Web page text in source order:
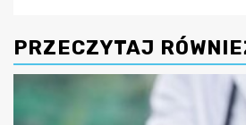
PRZECZYTAJ